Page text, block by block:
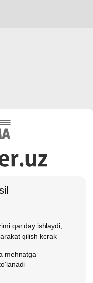
qanday ishlaydi,
qilish kerak
mehnatga